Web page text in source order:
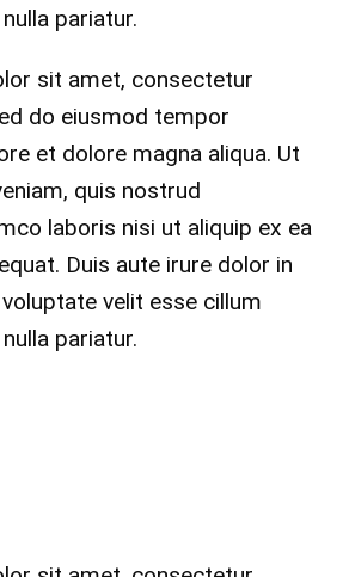
pariatur.
sit amet, consectetur
do eiusmod tempor
et dolore magna aliqua. Ut
quis nostrud
laboris nisi ut aliquip ex ea
Duis aute irure dolor in
velit esse cillum
pariatur.